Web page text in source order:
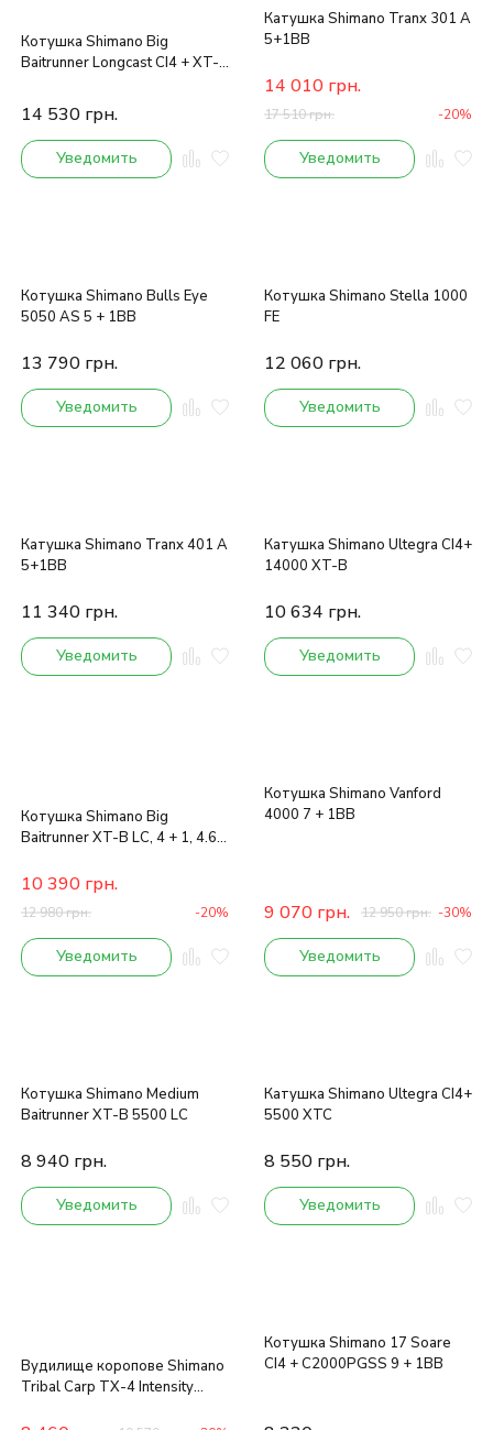
Котушка Shimano Big
Baitrunner Longcast CI4 + XT-B
14 530 грн.
Уведомить
Катушка Shimano Tranx 301 A
5+1BB
14 010 грн.
17 510грн. -20%
Уведомить
Котушка Shimano Bulls Eye
5050 AS 5 + 1BB
13 790 грн.
Уведомить
Котушка Shimano Stella 1000
FE
12 060 грн.
Уведомить
Катушка Shimano Tranx 401 A
5+1BB
11 340 грн.
Уведомить
Катушка Shimano Ultegra CI4+
14000 XT-B
10 634 грн.
Уведомить
Котушка Shimano Big
Baitrunner XT-B LC, 4 + 1, 4.6:
10 390 грн.
12 980грн. -20%
Уведомить
Котушка Shimano Vanford
4000 7 + 1BB
9 070 грн. 12 950грн. -30%
Уведомить
Котушка Shimano Medium
Baitrunner XT-B 5500 LC
8 940 грн.
Уведомить
Катушка Shimano Ultegra CI4+
5500 XTC
8 550 грн.
Уведомить
Вудилище коропове Shimano
Tribal Carp TX-4 Intensity
Котушка Shimano 17 Soare
CI4 + C2000PGSS 9 + 1BB